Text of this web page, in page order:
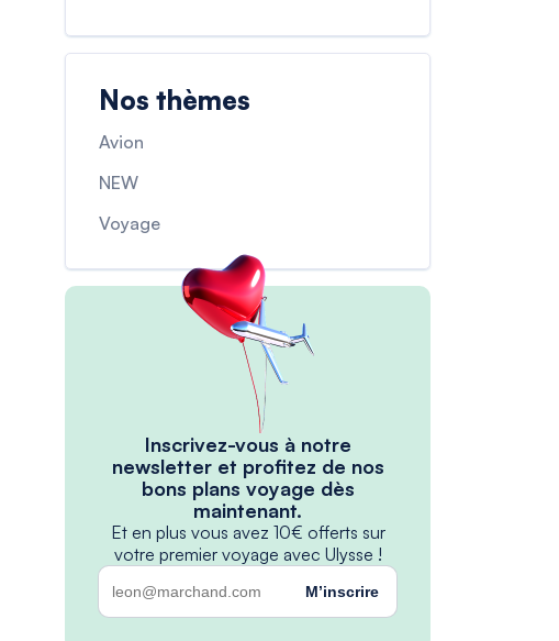
Nos thèmes
Avion
NEW
Voyage
Inscrivez-vous à notre
newsletter et profitez de nos
bons plans voyage dès
maintenant.
Et en plus vous avez 10€ offerts sur
votre premier voyage avec Ulysse !
M’inscrire